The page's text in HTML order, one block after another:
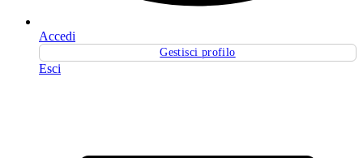
Accedi
Gestisci profilo
Esci